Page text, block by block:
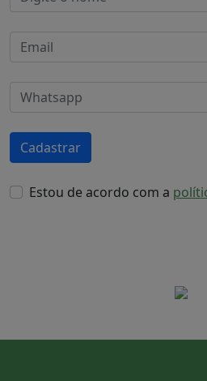
Cadastrar
Estou de acordo com a